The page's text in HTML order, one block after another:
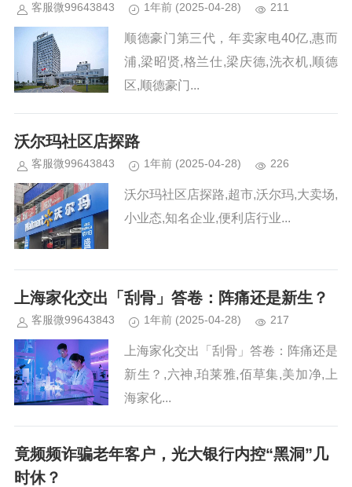
客服微99643843 1年前 (2025-04-28) 211
顺德豪门第三代，年卖家电40亿,惠而
浦,梁昭贤,格兰仕,梁庆德,洗衣机,顺德
区,顺德豪门...
沃尔玛社区店探路
客服微99643843 1年前 (2025-04-28) 226
沃尔玛社区店探路,超市,沃尔玛,大卖场,
小业态,知名企业,便利店行业...
上海家化交出「刮骨」答卷：阵痛还是新生？
客服微99643843 1年前 (2025-04-28) 217
上海家化交出「刮骨」答卷：阵痛还是
新生？,六神,珀莱雅,佰草集,美加净,上
海家化...
竟频频诈骗老年客户，光大银行内控“黑洞”几
时休？